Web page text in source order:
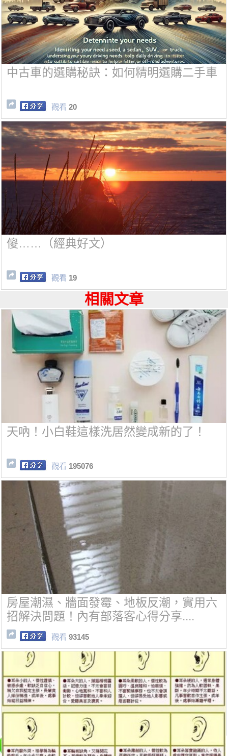
中古車的選購秘訣：如何精明選購二手車
觀看 20
傻……（經典好文）
觀看 19
相關文章
天吶！小白鞋這樣洗居然變成新的了！
觀看 195076
房屋潮濕、牆面發霉、地板反潮，實用六
招解決問題！內有部落客心得分享....
觀看 93145